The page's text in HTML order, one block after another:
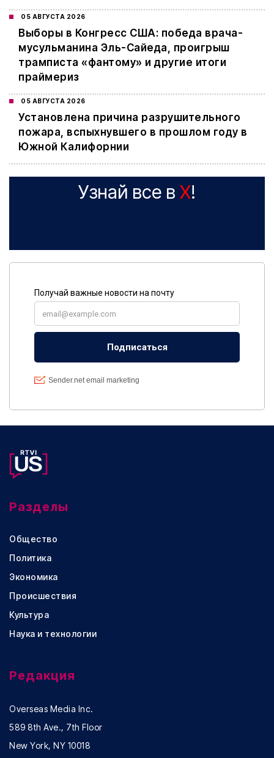
05 АВГУСТА 2026
Выборы в Конгресс США: победа врача-
мусульманина Эль-Сайеда, проигрыш
трамписта «фантому» и другие итоги
праймериз
05 АВГУСТА 2026
Установлена причина разрушительного
пожара, вспыхнувшего в прошлом году в
Южной Калифорнии
Узнай все в X!
Разделы
Общество
Политика
Экономика
Происшествия
Культура
Наука и технологии
Редакция
Overseas Media Inc.
589 8th Ave., 7th Floor
New York, NY 10018